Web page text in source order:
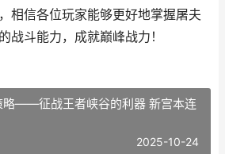
相信各位玩家能够更好地掌握屠夫
战斗能力，成就巅峰战力！
略——征战王者峡谷的利器 新宫本连
2025-10-24